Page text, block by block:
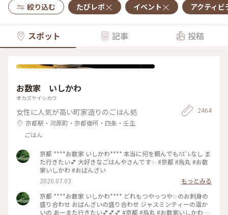
絞り込む たびレポ イベント アクティビ
スポット 記事 投稿
お数家 いしかわ
オカズヤイシカワ
女性に人気が高い町家造りのごはん処
京都駅・河原町・京都御所・四条・壬生
ごはん
2464
京都 ****お数家 いしかわ**** 本当に何を頼んでもﾊｽﾞﾚなし ま
た行きたい💕 大好きなごはんやさんです✨ #京都 #烏丸 #お数
家いしかわ #おばんざい
2020.07.03
もっとみる
京都 ****お数家 いしかわ**** どれもつやっつや✨のお刺身の
盛り合わせ おばんざいの盛り合わせ ジャスミンティーの温か
いの あーまた行きたい💕💕💕 #京都 #烏丸 #お数家いしかわ #